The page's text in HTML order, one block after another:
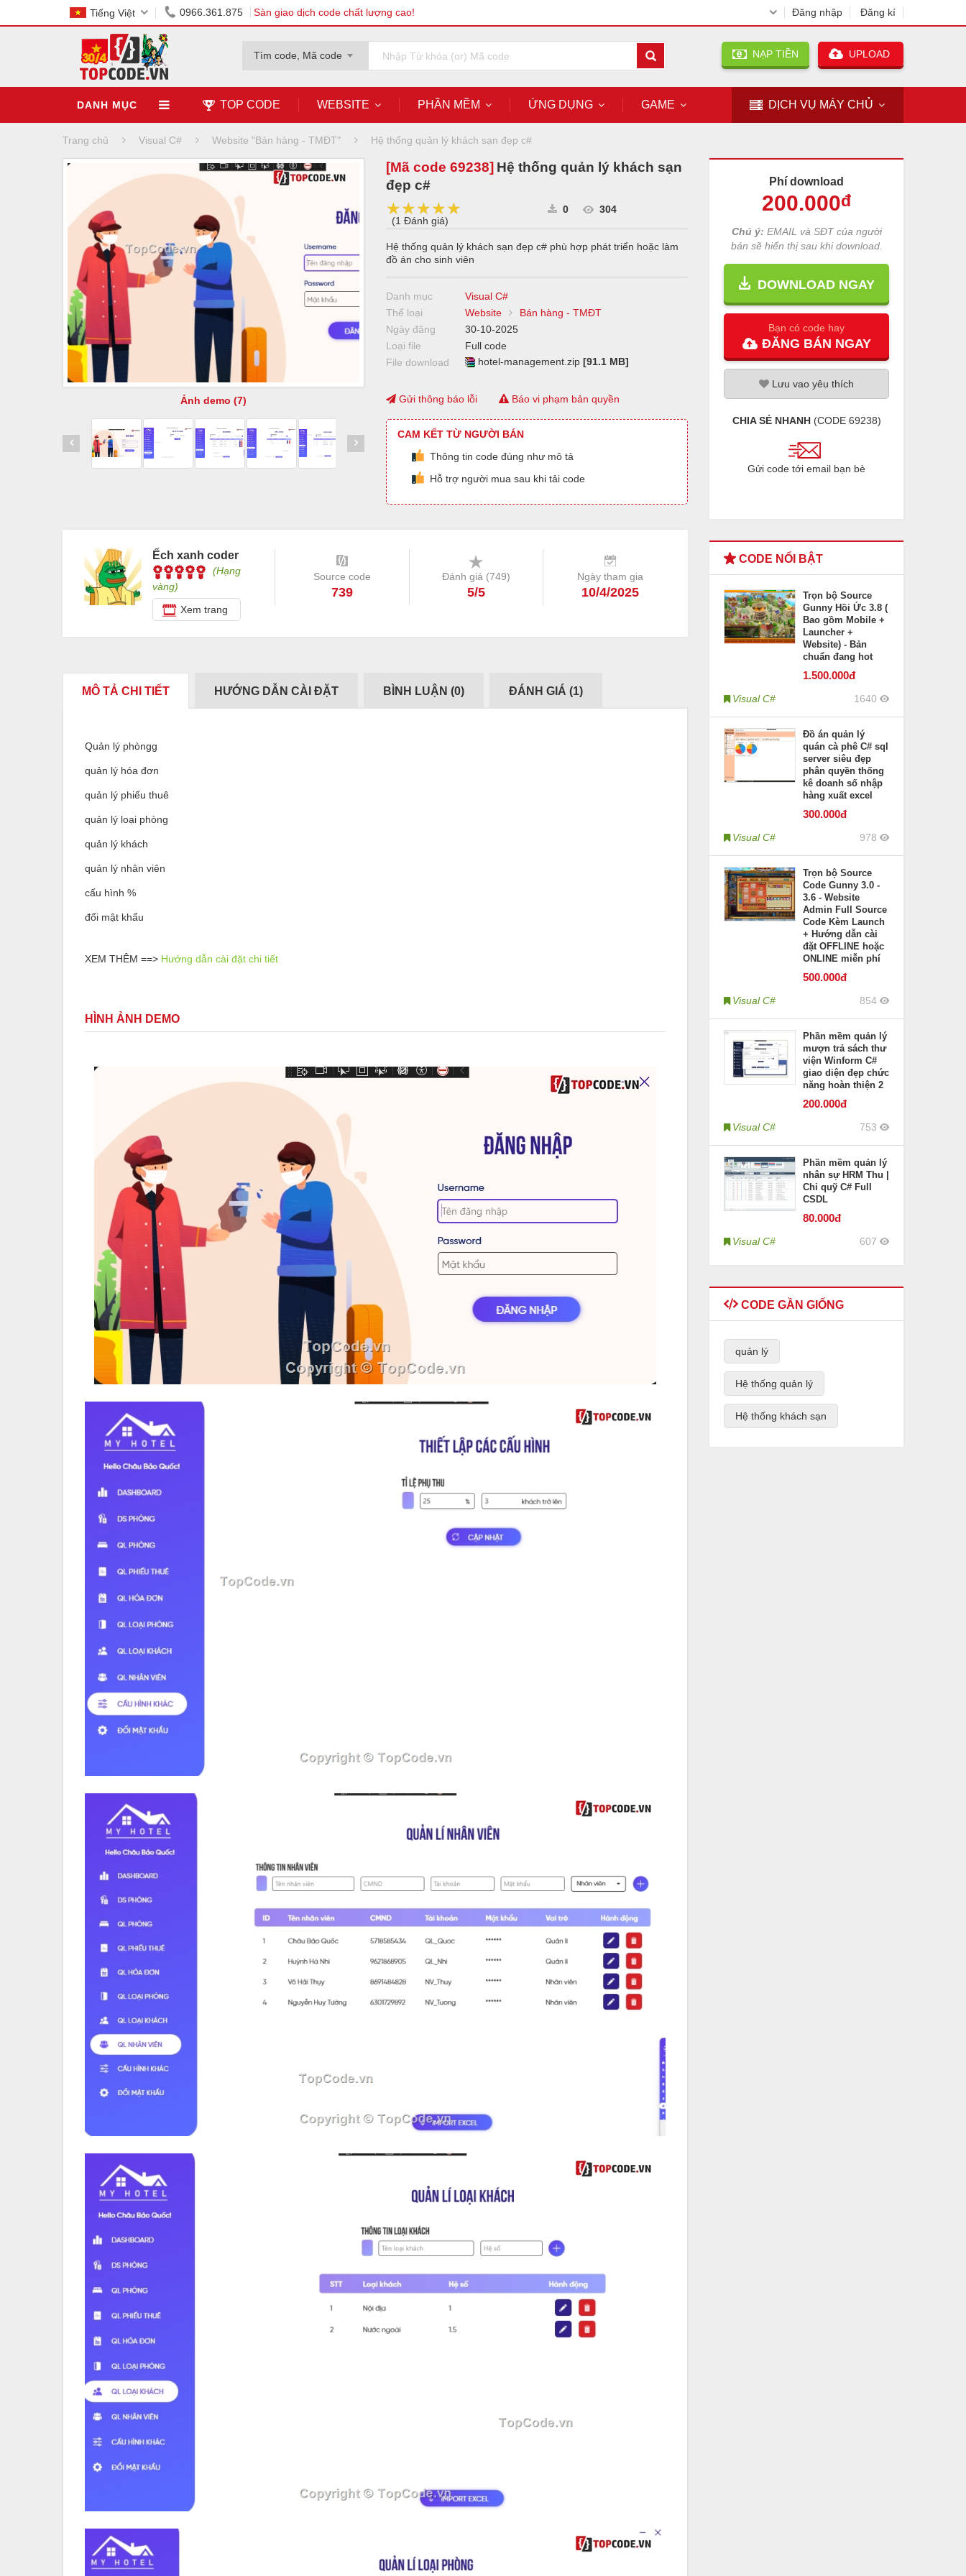
Tiếng Việt 0966.361.875 Sàn giao dịch code chất lượng cao! Đăng nhập Đăng kí
Tìm code, Mã code NẠP TIỀN UPLOAD
DANH MỤC TOP CODE WEBSITE PHẦN MỀM ỨNG DỤNG GAME DỊCH VỤ MÁY CHỦ
Trang chủ Visual C# Website "Bán hàng - TMĐT" Hệ thống quản lý khách sạn đẹp c#
Ảnh demo (7)
[Mã code 69238] Hệ thống quản lý khách sạn
đẹp c#
★★★★★
★★★★★
★★★★★
(1 Đánh giá)
0 304
Hệ thống quản lý khách sạn đẹp c# phù hợp phát triển hoặc làm
đồ án cho sinh viên
Danh mục
Visual C#
Thể loại
Website
Bán hàng - TMĐT
Ngày đăng
30-10-2025
Loại file
Full code
File download
hotel-management.zip [91.1 MB]
Gửi thông báo lỗi Báo vi phạm bản quyền
CAM KẾT TỪ NGƯỜI BÁN
Thông tin code đúng như mô tả
Hỗ trợ người mua sau khi tải code
Ếch xanh coder
(Hạng
vàng)
Xem trang
Source code
739
Đánh giá (749)
5/5
Ngày tham gia
10/4/2025
MÔ TẢ CHI TIẾT HƯỚNG DẪN CÀI ĐẶT BÌNH LUẬN (0) ĐÁNH GIÁ (1)
Quản lý phòngg
quản lý hóa đơn
quản lý phiếu thuê
quản lý loại phòng
quản lý khách
quản lý nhân viên
cấu hình %
đổi mật khẩu
XEM THÊM ==> Hướng dẫn cài đặt chi tiết
HÌNH ẢNH DEMO
Phí download
200.000đ
Chú ý: EMAIL và SĐT của người
bán sẽ hiển thị sau khi download.
DOWNLOAD NGAY
Bạn có code hay
ĐĂNG BÁN NGAY
Lưu vao yêu thích
CHIA SẺ NHANH(CODE 69238)
Gửi code tới email bạn bè
CODE NỔI BẬT
Trọn bộ Source
Gunny Hồi Ức 3.8 (
Bao gồm Mobile +
Launcher +
Website) - Bản
chuẩn đang hot
1.500.000đ
Visual C# 1640
Đồ án quản lý
quán cà phê C# sql
server siêu đẹp
phân quyền thống
kê doanh số nhập
hàng xuất excel
300.000đ
Visual C# 978
Trọn bộ Source
Code Gunny 3.0 -
3.6 - Website
Admin Full Source
Code Kèm Launch
+ Hướng dẫn cài
đặt OFFLINE hoặc
ONLINE miễn phí
500.000đ
Visual C# 854
Phần mềm quản lý
mượn trả sách thư
viện Winform C#
giao diện đẹp chức
năng hoàn thiện 2
200.000đ
Visual C# 753
Phần mềm quản lý
nhân sự HRM Thu |
Chi quỹ C# Full
CSDL
80.000đ
Visual C# 607
CODE GẦN GIỐNG
quản lý
Hệ thống quản lý
Hệ thống khách sạn